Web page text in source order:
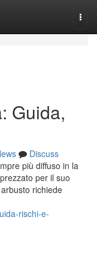
Guida,
Discuss
più diffuso in la
per il suo
richiede
rischi-e-